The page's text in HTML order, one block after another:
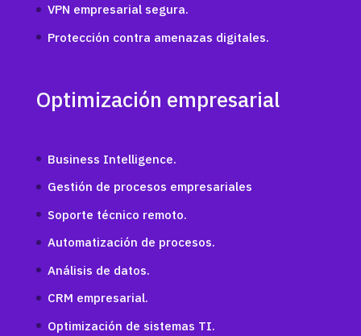
VPN empresarial segura.
Protección contra amenazas digitales.
Optimización empresarial
Business Intelligence.
Gestión de procesos empresariales
Soporte técnico remoto.
Automatización de procesos.
Análisis de datos.
CRM empresarial.
Optimización de sistemas TI.